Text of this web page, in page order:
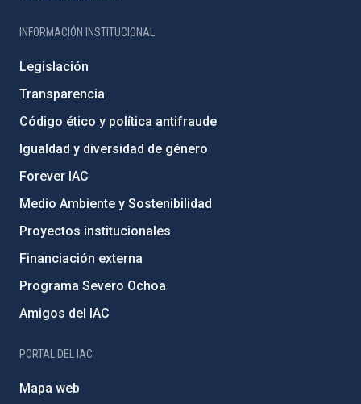
INFORMACIÓN INSTITUCIONAL
Legislación
Transparencia
Código ético y política antifraude
Igualdad y diversidad de género
Forever IAC
Medio Ambiente y Sostenibilidad
Proyectos institucionales
Financiación externa
Programa Severo Ochoa
Amigos del IAC
PORTAL DEL IAC
Mapa web